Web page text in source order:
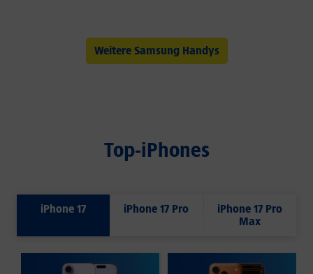
Weitere Samsung Handys
Top-iPhones
iPhone 17 iPhone 17 Pro
iPhone 17 Pro
Max